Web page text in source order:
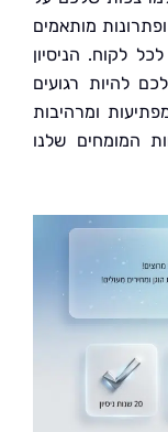
מותאמים
הניסיון
רגועים
שלנו